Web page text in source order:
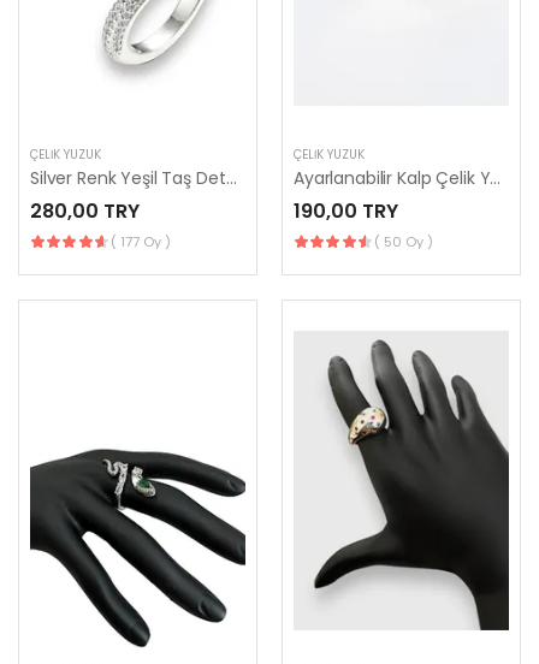
ÇELIK YÜZÜK
Silver Renk Yeşil Taş Detaylı Marka Model Kaplan Yüzük
280,00 TRY
( 177 Oy )
ÇELIK YÜZÜK
Ayarlanabilir Kalp Çelik Yüzük
190,00 TRY
( 50 Oy )